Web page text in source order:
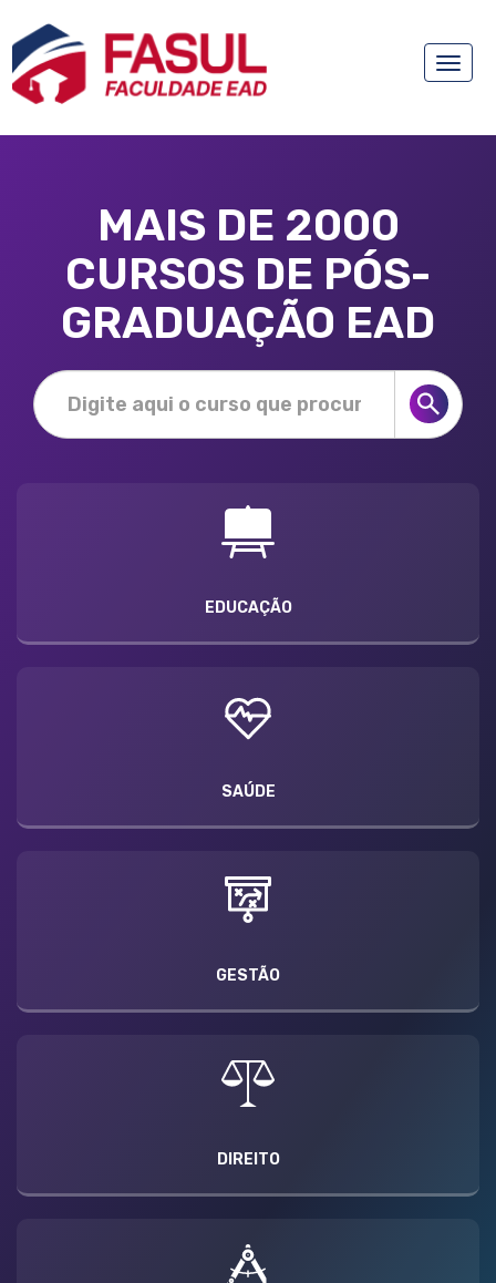
Toggle
MAIS DE 2000
CURSOS DE PÓS-
GRADUAÇÃO EAD
EDUCAÇÃO
SAÚDE
GESTÃO
DIREITO